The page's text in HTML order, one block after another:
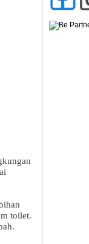
toilet.